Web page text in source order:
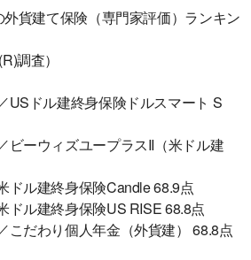
貨建て保険（専門家評価）ランキン
調査）
USドル建終身保険ドルスマート S
ビーウィズユープラスII（米ドル建
ドル建終身保険Candle 68.9点
ドル建終身保険US RISE 68.8点
こだわり個人年金（外貨建） 68.8点